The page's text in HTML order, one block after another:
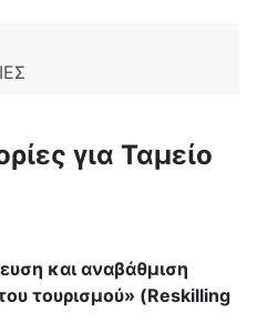
για Ταμείο
και αναβάθμιση
τουρισμού» (Reskilling